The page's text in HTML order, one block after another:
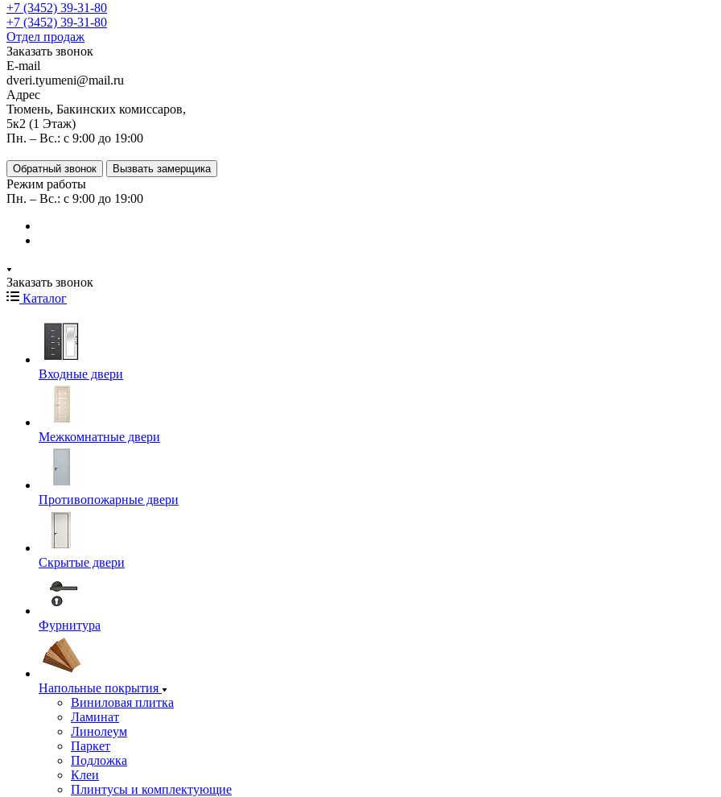
+7 (3452) 39-31-80
+7 (3452) 39-31-80
Отдел продаж
Заказать звонок
E-mail
dveri.tyumeni@mail.ru
Адрес
Тюмень, Бакинских комиссаров,
5к2 (1 Этаж)
Пн. – Вс.: с 9:00 до 19:00
Обратный звонок Вызвать замерщика
Режим работы
Пн. – Вс.: с 9:00 до 19:00
Заказать звонок
Каталог
Входные двери
Межкомнатные двери
Противопожарные двери
Скрытые двери
Фурнитура
Напольные покрытия
Виниловая плитка
Ламинат
Линолеум
Паркет
Подложка
Клеи
Плинтусы и комплектующие